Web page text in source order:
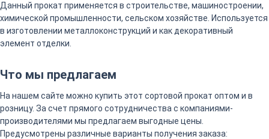
Данный прокат применяется в строительстве, машиностроении,
химической промышленности, сельском хозяйстве. Используется
в изготовлении металлоконструкций и как декоративный
элемент отделки.
Что мы предлагаем
На нашем сайте можно купить этот сортовой прокат оптом и в
розницу. За счет прямого сотрудничества с компаниями-
производителями мы предлагаем выгодные цены.
Предусмотрены различные варианты получения заказа: